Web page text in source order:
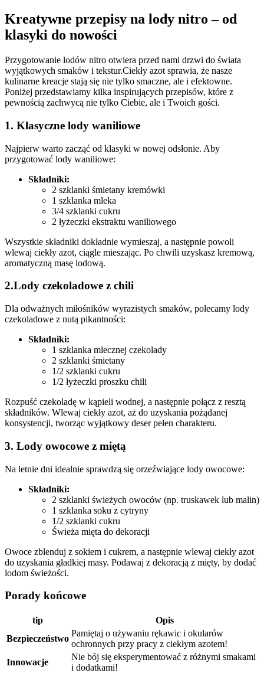
Kreatywne przepisy ‌na lody⁤ nitro – od
‌klasyki do nowości
Przygotowanie⁣ lodów nitro ​otwiera przed ​nami ⁤drzwi do świata⁢
wyjątkowych smaków i ‍tekstur.Ciekły azot sprawia, że nasze
kulinarne kreacje ⁢stają się nie⁣ tylko ⁢smaczne, ale i efektowne. ​
Poniżej przedstawiamy kilka inspirujących przepisów,⁤ które z
pewnością zachwycą nie tylko Ciebie, ale ⁣i Twoich gości.
1. Klasyczne lody waniliowe
Najpierw warto zacząć od klasyki w nowej odsłonie. Aby
przygotować lody waniliowe:
Składniki:
2 szklanki śmietany kremówki
1 szklanka⁤ mleka
3/4 szklanki cukru
2 łyżeczki ekstraktu waniliowego
Wszystkie składniki dokładnie wymieszaj, a następnie powoli
wlewaj ciekły azot, ciągle mieszając. Po chwili uzyskasz kremową,
aromatyczną masę lodową.
2.Lody czekoladowe z chili
Dla ‌odważnych miłośników wyrazistych ⁤smaków,‌ polecamy lody
czekoladowe z ​nutą pikantności:
Składniki:
1‍ szklanka mlecznej czekolady
2 szklanki śmietany
1/2 szklanki cukru
1/2 łyżeczki proszku chili
Rozpuść czekoladę w kąpieli⁤ wodnej,​ a​ następnie połącz ‍z resztą
składników. Wlewaj ciekły azot, aż do uzyskania pożądanej
konsystencji, tworząc wyjątkowy deser ‌pełen charakteru.
3. Lody owocowe z miętą
Na letnie dni idealnie sprawdzą się orzeźwiające lody owocowe:
Składniki:
2 szklanki świeżych owoców (np. truskawek⁢ lub malin)
1 szklanka soku z cytryny
1/2 szklanki cukru
Świeża mięta do dekoracji
Owoce ⁢zblenduj z sokiem i cukrem, a następnie ‍wlewaj ⁢ciekły azot
do uzyskania gładkiej⁢ masy. Podawaj​ z dekoracją ​z ​mięty, by dodać
lodom świeżości.
Porady końcowe
tip
Opis
Bezpieczeństwo
Pamiętaj ⁣o używaniu rękawic ‌i‌ okularów
ochronnych przy pracy z ciekłym⁤ azotem!
Innowacje
Nie bój się‌ eksperymentować z różnymi smakami​
i dodatkami!